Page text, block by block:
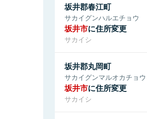
坂井郡春江町
サカイグンハルエチョウ
坂井市に住所変更
サカイシ
坂井郡丸岡町
サカイグンマルオカチョウ
坂井市に住所変更
サカイシ